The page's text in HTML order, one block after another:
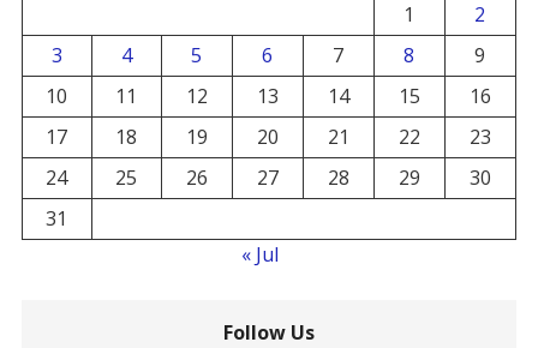
1
2
3
4 5 6 7 8
9
10
11 12 13 14 15
16
17
18 19 20 21 22
23
24
25 26 27 28 29
30
31
« Jul
Follow Us